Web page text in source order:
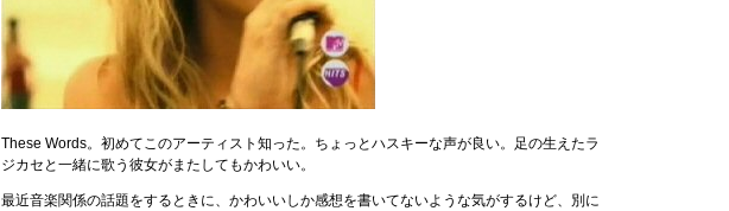
These Words。初めてこのアーティスト知った。ちょっとハスキーな声が良い。足の生えたラ
ジカセと一緒に歌う彼女がまたしてもかわいい。
最近音楽関係の話題をするときに、かわいいしか感想を書いてないような気がするけど、別に